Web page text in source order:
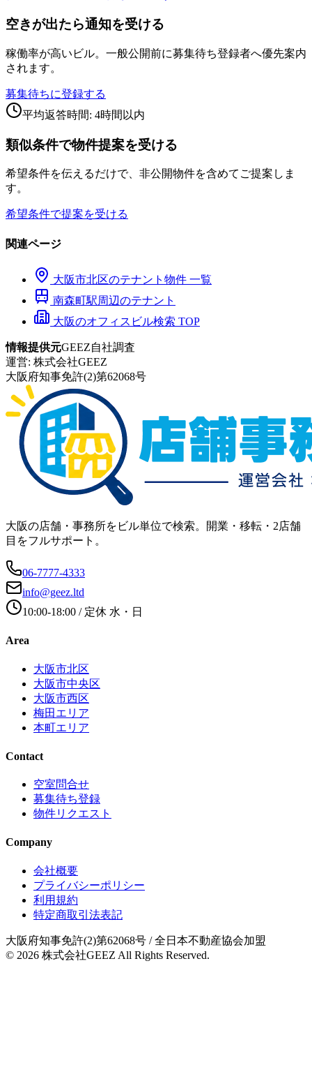
空きが出たら通知を受ける
稼働率が高いビル。一般公開前に募集待ち登録者へ優先案内
されます。
募集待ちに登録する
平均返答時間: 4時間以内
類似条件で物件提案を受ける
希望条件を伝えるだけで、非公開物件を含めてご提案しま
す。
希望条件で提案を受ける
関連ページ
大阪市北区のテナント物件 一覧
南森町駅周辺のテナント
大阪のオフィスビル検索 TOP
情報提供元GEEZ自社調査
運営: 株式会社GEEZ
大阪府知事免許(2)第62068号
大阪の店舗・事務所をビル単位で検索。開業・移転・2店舗
目をフルサポート。
06-7777-4333
info@geez.ltd
10:00-18:00 / 定休 水・日
Area
大阪市北区
大阪市中央区
大阪市西区
梅田エリア
本町エリア
Contact
空室問合せ
募集待ち登録
物件リクエスト
Company
会社概要
プライバシーポリシー
利用規約
特定商取引法表記
大阪府知事免許(2)第62068号 / 全日本不動産協会加盟
© 2026 株式会社GEEZ All Rights Reserved.